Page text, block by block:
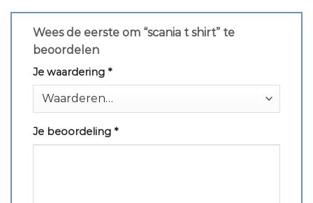
Wees de eerste om “scania t shirt” te
beoordelen
Je waardering *
Je beoordeling *